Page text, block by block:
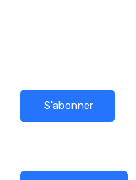
S'abonner